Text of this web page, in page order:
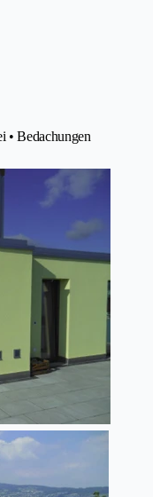
• Bedachungen